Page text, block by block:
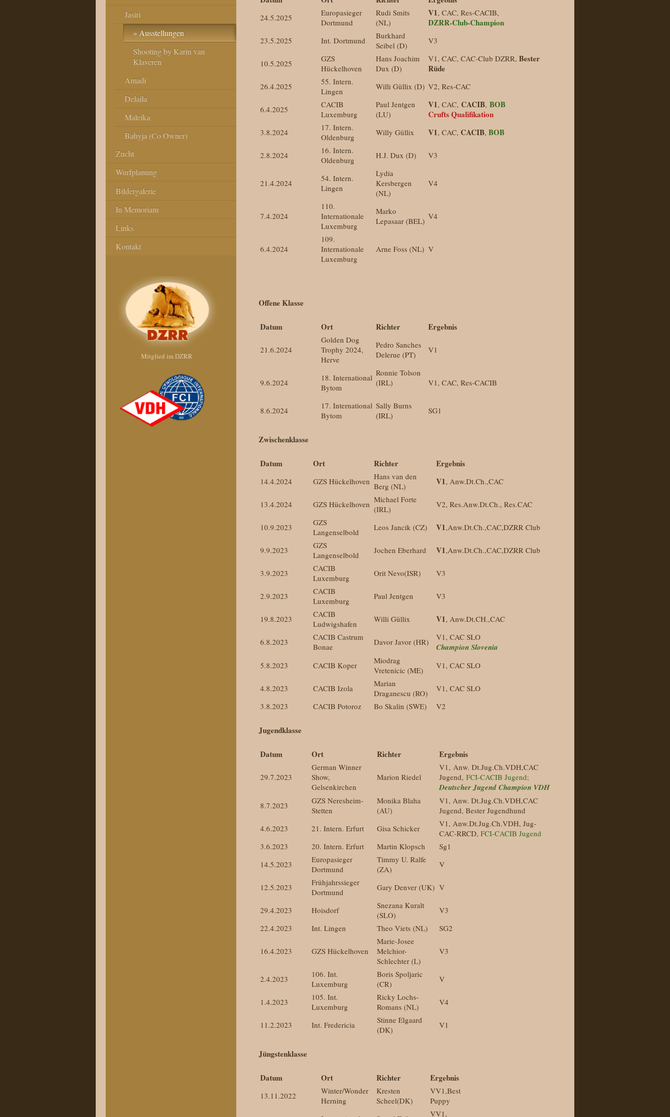
24.5.2025
Europasieger
Dortmund
Rudi Smits
(NL)
V1, CAC, Res-CACIB,
DZRR-Club-Champion
23.5.2025 Int. Dortmund
Burkhard
Seibel (D)
V3
10.5.2025
GZS
Hückelhoven
Hans Joachim
Dux (D)
V1, CAC, CAC-Club DZRR,Bester
Rüde
26.4.2025
55. Intern.
Lingen
Willi Güllix (D) V2, Res-CAC
6.4.2025
CACIB
Luxemburg
Paul Jentgen
(LU)
V1, CAC,CACIB,BOB
Crufts Qualifikation
3.8.2024
17. Intern.
Oldenburg
Willy Güllix V1, CAC,CACIB,BOB
2.8.2024
16. Intern.
Oldenburg
H.J. Dux (D) V3
21.4.2024
54. Intern.
Lingen
Lydia
Kersbergen
(NL)
V4
7.4.2024
110.
Internationale
Luxemburg
Marko
Lepasaar (BEL) V4
6.4.2024
109.
Internationale
Luxemburg
Arne Foss (NL) V
Offene Klasse
Datum Ort Richter Ergebnis
21.6.2024
Golden Dog
Trophy 2024,
Herve
Pedro Sanches
Delerue (PT)
V1
9.6.2024
18. International
Bytom
Ronnie Tolson
(IRL)
V1, CAC, Res-CACIB
8.6.2024
17. International
Bytom
Sally Burns
(IRL)
SG1
Zwischenklasse
Datum Ort Richter Ergebnis
14.4.2024 GZS Hückelhoven Hans van den
Berg (NL)
V1, Anw.Dt.Ch.,CAC
13.4.2024 GZS Hückelhoven Michael Forte
(IRL)
V2, Res.Anw.Dt.Ch., Res.CAC
10.9.2023
GZS
Langenselbold
Leos Jancik (CZ) V1,Anw.Dt.Ch.,CAC,DZRR Club
9.9.2023
GZS
Langenselbold
Jochen Eberhard V1,Anw.Dt.Ch.,CAC,DZRR Club
3.9.2023
CACIB
Luxemburg
Orit Nevo(ISR) V3
2.9.2023
CACIB
Luxemburg
Paul Jentgen V3
19.8.2023
CACIB
Ludwigshafen
Willi Güllix V1, Anw.Dt.CH.,CAC
6.8.2023
CACIB Castrum
Bonae
Davor Javor (HR) V1, CAC SLO
Champion Slovenia
5.8.2023 CACIB Koper
Miodrag
Vretenicic (ME)
V1, CAC SLO
4.8.2023 CACIB Izola
Marian
Draganescu (RO)
V1, CAC SLO
3.8.2023
CACIB Potoroz Bo Skalin (SWE) V2
Jugendklasse
Datum Ort Richter Ergebnis
29.7.2023
German Winner
Show,
Gelsenkirchen
Marion Riedel
V1, Anw. Dt.Jug.Ch.VDH,CAC
Jugend,FCI-CACIB Jugend;
Deutscher Jugend Champion VDH
8.7.2023
GZS Neresheim-
Stetten
Monika Blaha
(AU)
V1,Anw. Dt.Jug.Ch.VDH,CAC
Jugend, Bester Jugendhund
4.6.2023
21. Intern. Erfurt Gisa Schicker
V1, Anw.Dt.Jug.Ch.VDH, Jug-
CAC-RRCD,FCI-CACIB Jugend
3.6.2023
20. Intern. Erfurt Martin Klopsch
Sg1
14.5.2023
Europasieger
Dortmund
Timmy U. Ralfe
(ZA)
V
12.5.2023
Frühjahrssieger
Dortmund
Gary Denver (UK) V
29.4.2023 Hoisdorf
Snezana Kuralt
(SLO)
V3
22.4.2023
Int. Lingen Theo Viets (NL) SG2
16.4.2023 GZS Hückelhoven
Marie-Josee
Melchior-
Schlechter (L)
V3
2.4.2023
106. Int.
Luxemburg
Boris Spoljaric
(CR)
V
1.4.2023
105. Int.
Luxemburg
Ricky Lochs-
Romans (NL)
V4
11.2.2023 Int. Fredericia
Stinne Elgaard
(DK)
V1
Jüngstenklasse
Datum Ort Richter Ergebnis
13.11.2022
Winter/Wonder
Herning
Kresten
Scheel(DK)
VV1,Best
Puppy
VV1,
Jasiri
Ausstellungen
Shooting by Karin van
Klaveren
Amadi
Delaila
Maleika
Bahyja (Co Owner)
Zucht
Wurfplanung
Bildergalerie
In Memoriam
Links
Kontakt
Mitglied im DZRR